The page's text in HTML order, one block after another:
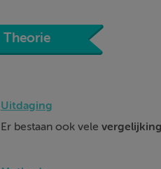
Theorie
Uitdaging
Er bestaan ook vele